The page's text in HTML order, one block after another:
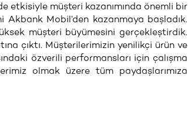
etkisiyle müşteri kazanımında önemli bir
Mobil’den kazanmaya başladık.
müşteri büyümesini gerçekleştirdik.
çıktı. Müşterilerimizin yenilikçi ürün ve
özverili performansları için çalışma
olmak üzere tüm paydaşlarımıza